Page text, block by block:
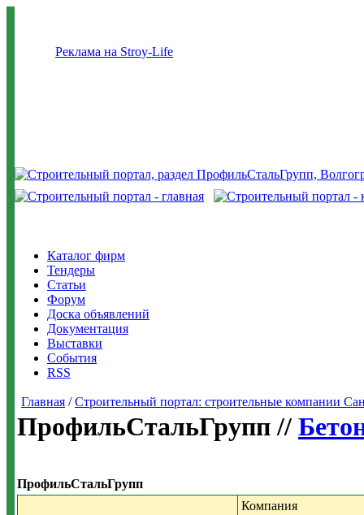
Реклама на Stroy-Life
Каталог фирм
Тендеры
Статьи
Форум
Доска объявлений
Документация
Выставки
События
RSS
Главная /Строительный портал: строительные компании
ПрофильСтальГрупп //
ПрофильСтальГрупп
Компания